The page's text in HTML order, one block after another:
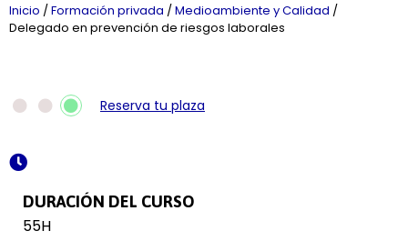
Inicio /Formación privada /Medioambiente y Calidad /
Delegado en prevención de riesgos laborales
Reserva tu plaza
DURACIÓN DEL CURSO
55H